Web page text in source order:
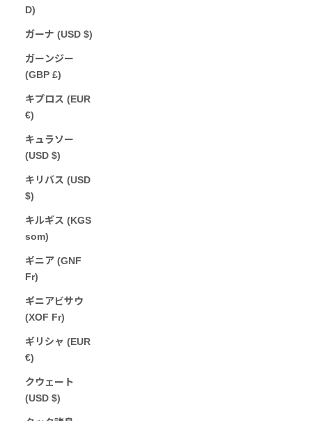
D)
ガーナ (USD $)
ガーンジー
(GBP £)
キプロス (EUR
€)
キュラソー
(USD $)
キリバス (USD
$)
キルギス (KGS
som)
ギニア (GNF
Fr)
ギニアビサウ
(XOF Fr)
ギリシャ (EUR
€)
クウェート
(USD $)